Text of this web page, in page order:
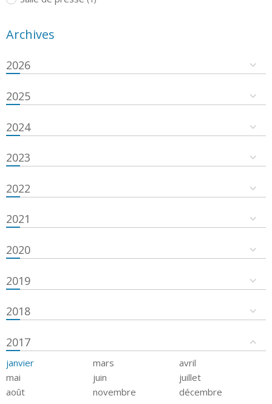
Archives
2026
2025
2024
2023
2022
2021
2020
2019
2018
2017
janvier mars
avril
mai
juin
juillet
août
novembre décembre